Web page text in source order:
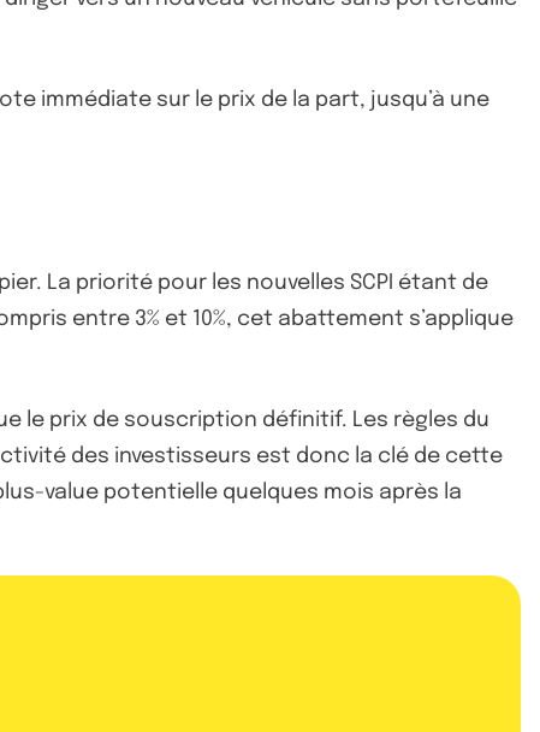
immédiate sur le prix de la part, jusqu’à une
La priorité pour les nouvelles SCPI étant de
entre 3% et 10%, cet abattement s’applique
le prix de souscription définitif. Les règles du
des investisseurs est donc la clé de cette
value potentielle quelques mois après la